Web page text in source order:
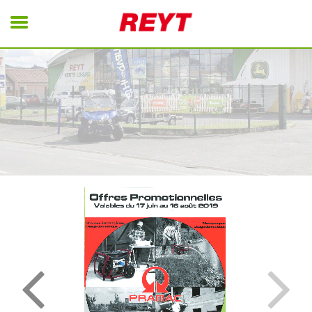
Energie
Motoculture
Matériels Pro
Nettoyage
Tondeuses Robot
Remorques
Occasions
Contact